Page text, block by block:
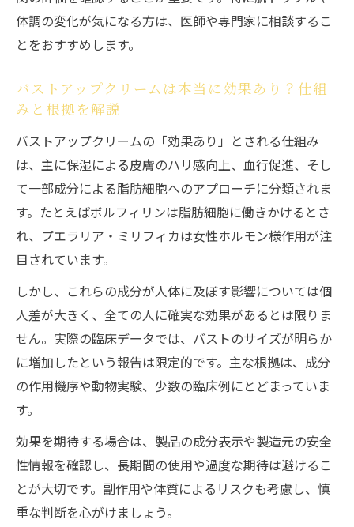
はあるのか
バストアップクリーム使用時の安全対策と
バストアップクリーム利用と乳腺トラブル
の注意点
ホルモン成分配合バストアップクリームの
リスクを解説
信頼できるバストアップクリームの見極め方
信頼できるバストアップクリームを選ぶた
めの基準
めポイント
口コミだけに頼らないバストアップクリー
ムの選び方
バストアップクリームのランキング情報は
信頼できる？
意点
市販バストアップクリームの効果はあるのか現
実検証
体調の変化が気になる方は、医師や専門家に相談するこ
とをおすすめします。
バストアップクリームは本当に効果あり？仕組
みと根拠を解説
バストアップクリームの「効果あり」とされる仕組み
は、主に保湿による皮膚のハリ感向上、血行促進、そし
て一部成分による脂肪細胞へのアプローチに分類されま
す。たとえばボルフィリンは脂肪細胞に働きかけるとさ
れ、プエラリア・ミリフィカは女性ホルモン様作用が注
目されています。
しかし、これらの成分が人体に及ぼす影響については個
人差が大きく、全ての人に確実な効果があるとは限りま
せん。実際の臨床データでは、バストのサイズが明らか
に増加したという報告は限定的です。主な根拠は、成分
の作用機序や動物実験、少数の臨床例にとどまっていま
す。
効果を期待する場合は、製品の成分表示や製造元の安全
性情報を確認し、長期間の使用や過度な期待は避けるこ
とが大切です。副作用や体質によるリスクも考慮し、慎
重な判断を心がけましょう。